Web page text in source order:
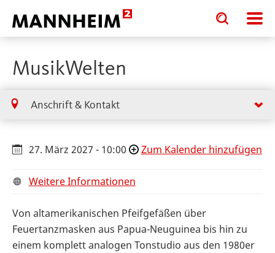
Toggle
search
input
Toggle
search
input
MusikWelten
Anschrift & Kontakt
27. März 2027 - 10:00 Zum Kalender hinzufügen
Weitere Informationen
Von altamerikanischen Pfeifgefäßen über
Feuertanzmasken aus Papua-Neuguinea bis hin zu
einem komplett analogen Tonstudio aus den 1980er